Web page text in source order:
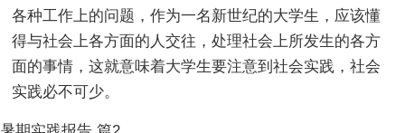
各种工作上的问题，作为一名新世纪的大学生，应该懂
得与社会上各方面的人交往，处理社会上所发生的各方
面的事情，这就意味着大学生要注意到社会实践，社会
实践必不可少。